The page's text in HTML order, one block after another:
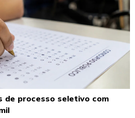
de processo seletivo com